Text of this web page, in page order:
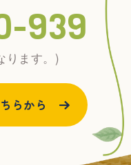
939
ります。)
らから